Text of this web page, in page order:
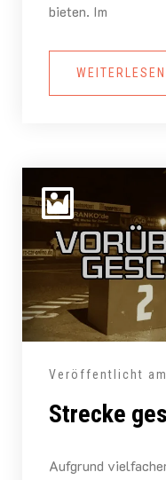
bieten. Im
WEITERLESEN
Veröffentlicht am
Strecke
Aufgrund